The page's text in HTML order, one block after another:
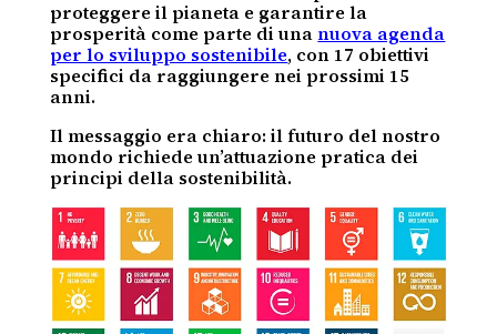
proteggere il pianeta e garantire la
prosperità come parte di una nuova agenda
per lo sviluppo sostenibile, con 17 obiettivi
specifici da raggiungere nei prossimi 15
anni.
Il messaggio era chiaro: il futuro del nostro
mondo richiede un’attuazione pratica dei
principi della sostenibilità.